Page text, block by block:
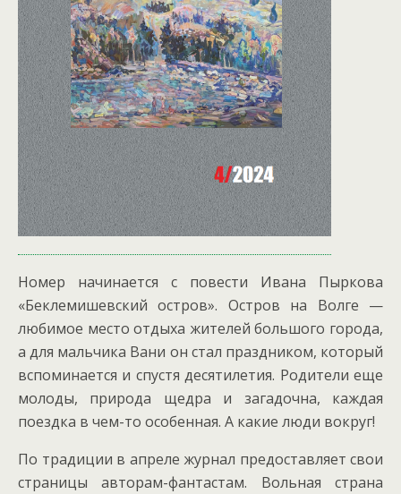
Номер начинается с повести Ивана Пыркова
«Беклемишевский остров». Остров на Волге —
любимое место отдыха жителей большого города,
а для мальчика Вани он стал праздником, который
вспоминается и спустя десятилетия. Родители еще
молоды, природа щедра и загадочна, каждая
поездка в чем-то особенная. А какие люди вокруг!
По традиции в апреле журнал предоставляет свои
страницы авторам-фантастам. Вольная страна